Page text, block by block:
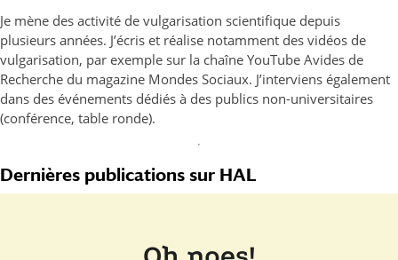
Je mène des activité de vulgarisation scientifique depuis
plusieurs années. J’écris et réalise notamment des vidéos de
vulgarisation, par exemple sur la chaîne YouTube Avides de
Recherche du magazine Mondes Sociaux. J’interviens également
dans des événements dédiés à des publics non-universitaires
(conférence, table ronde).
Dernières publications sur HAL